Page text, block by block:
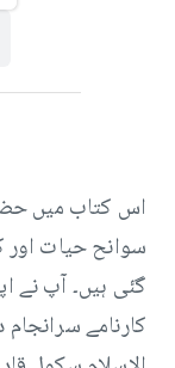
اس کتاب میں
سوانح حیات اور
کارنامے سرانجام